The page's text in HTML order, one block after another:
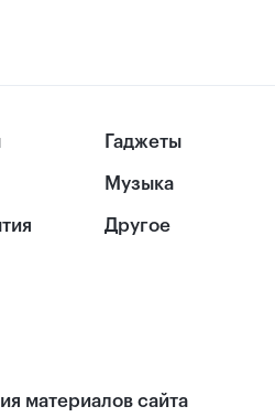
Гаджеты
Музыка
Другое
материалов сайта